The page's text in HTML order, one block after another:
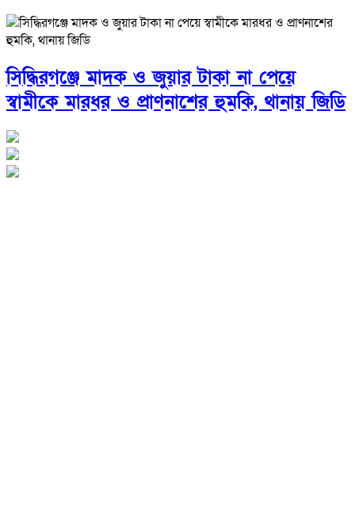
সিদ্ধিরগঞ্জে মাদক ও জুয়ার টাকা না পেয়ে
স্বামীকে মারধর ও প্রাণনাশের হুমকি, থানায় জিডি